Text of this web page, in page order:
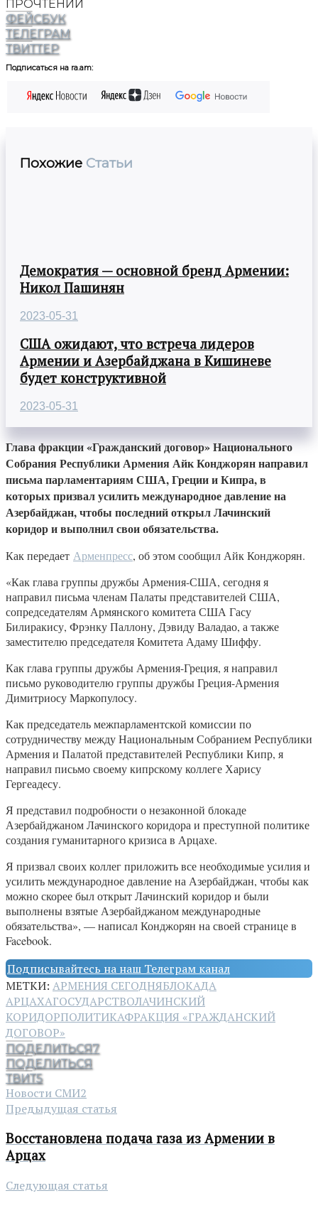
ПРОЧТЕНИЙ
ФЕЙСБУК
ТЕЛЕГРАМ
ТВИТТЕР
Подписаться на ra.am:
Похожие Статьи
Демократия — основной бренд Армении:
Никол Пашинян
2023-05-31
США ожидают, что встреча лидеров
Армении и Азербайджана в Кишиневе
будет конструктивной
2023-05-31
Глава фракции «Гражданский договор» Национального
Собрания Республики Армения Айк Конджорян направил
письма парламентариям США, Греции и Кипра, в
которых призвал усилить международное давление на
Азербайджан, чтобы последний открыл Лачинский
коридор и выполнил свои обязательства.
Как передает Арменпресс, об этом сообщил Айк ​​Конджорян.
«Как глава группы дружбы Армения-США, сегодня я
направил письма членам Палаты представителей США,
сопредседателям Армянского комитета США Гасу
Билиракису, Фрэнку Паллону, Дэвиду Валадао, а также
заместителю председателя Комитета Адаму Шиффу.
Как глава группы дружбы Армения-Греция, я направил
письмо руководителю группы дружбы Греция-Армения
Димитриосу Маркопулосу.
Как председатель межпарламентской комиссии по
сотрудничеству между Национальным Собранием Республики
Армения и Палатой представителей Республики Кипр, я
направил письмо своему кипрскому коллеге Харису
Гергеадесу.
Я представил подробности о незаконной блокаде
Азербайджаном Лачинского коридора и преступной политике
создания гуманитарного кризиса в Арцахе.
Я призвал своих коллег приложить все необходимые усилия и
усилить международное давление на Азербайджан, чтобы как
можно скорее был открыт Лачинский коридор и были
выполнены взятые Азербайджаном международные
обязательства», — написал Конджорян на своей странице в
Facebook.
Подписывайтесь на наш Телеграм канал
МЕТКИ: АРМЕНИЯ СЕГОДНЯБЛОКАДА
АРЦАХАГОСУДАРСТВОЛАЧИНСКИЙ
КОРИДОРПОЛИТИКАФРАКЦИЯ «ГРАЖДАНСКИЙ
ДОГОВОР»
ПОДЕЛИТЬСЯ7
ПОДЕЛИТЬСЯ
ТВИТ5
Новости СМИ2
Предыдущая статья
Восстановлена подача газа из Армении в
Арцах
Следующая статья